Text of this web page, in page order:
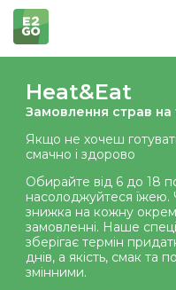
Heat&Eat
Замовлення страв
Якщо не хочеш
смачно і здорово
Обирайте від 6 до 18
насолоджуйтеся їжею.
знижка на кожну
замовленні. Наше
зберігає термін
днів, а якість, смак та
змінними.